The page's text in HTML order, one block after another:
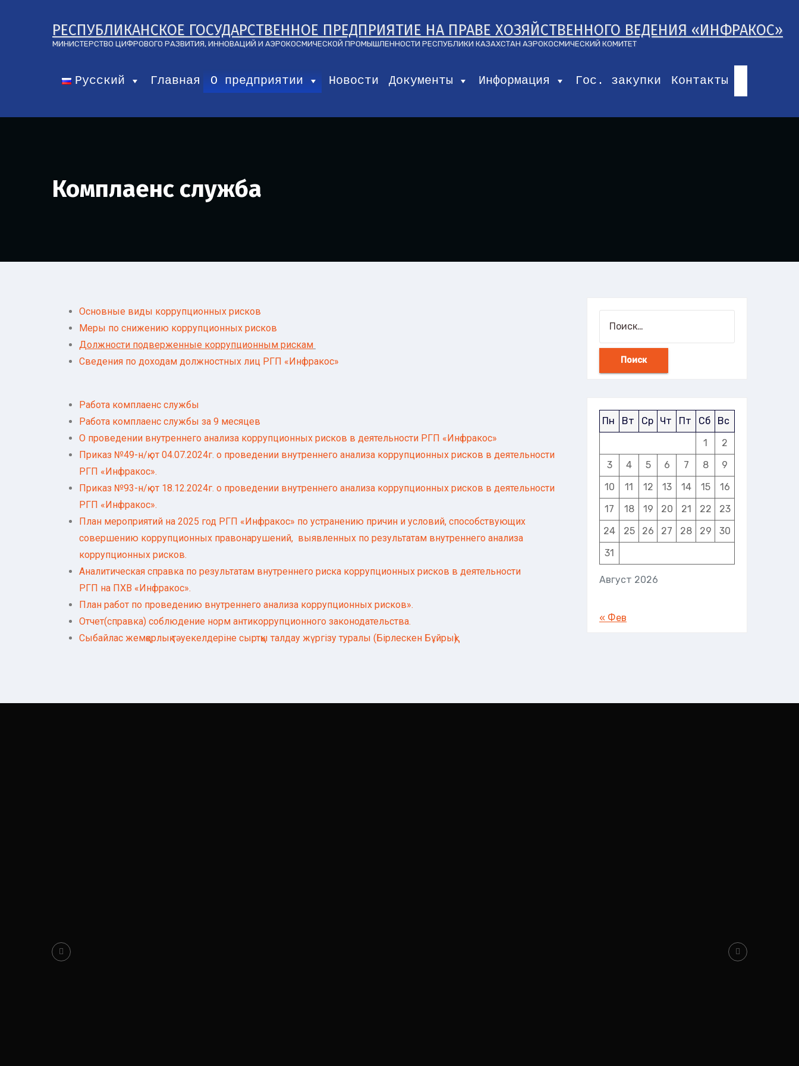
РЕСПУБЛИКАНСКОЕ ГОСУДАРСТВЕННОЕ ПРЕДПРИЯТИЕ НА ПРАВЕ ХОЗЯЙСТВЕННОГО ВЕДЕНИЯ «ИНФРАКОС»
МИНИСТЕРСТВО ЦИФРОВОГО РАЗВИТИЯ, ИННОВАЦИЙ И АЭРОКОСМИЧЕСКОЙ ПРОМЫШЛЕННОСТИ РЕСПУБЛИКИ КАЗАХСТАН АЭРОКОСМИЧЕСКИЙ КОМИТЕТ
Русский Главная О предприятии Новости Документы Информация Гос. закупки Контакты
Комплаенс служба
Основные виды коррупционных рисков
Меры по снижению коррупционных рисков
Должности подверженные коррупционным рискам
Сведения по доходам должностных лиц РГП «Инфракос»
Работа комплаенс службы
Работа комплаенс службы за 9 месяцев
О проведении внутреннего анализа коррупционных рисков в деятельности РГП «Инфракос»
Приказ №49-н/қ от 04.07.2024г. о проведении внутреннего анализа коррупционных рисков в деятельности
РГП «Инфракос».
Приказ №93-н/қ от 18.12.2024г. о проведении внутреннего анализа коррупционных рисков в деятельности
РГП «Инфракос».
План мероприятий на 2025 год РГП «Инфракос» по устранению причин и условий, способствующих
совершению коррупционных правонарушений, выявленных по результатам внутреннего анализа
коррупционных рисков.
Аналитическая справка по результатам внутреннего риска коррупционных рисков в деятельности
РГП на ПХВ «Инфракос».
План работ по проведению внутреннего анализа коррупционных рисков».
Отчет(справка) соблюдение норм антикоррупционного законодательства.
Сыбайлас жемқорлық тәуекелдеріне сыртқы талдау жүргізу туралы (Бірлескен Бұйрық)
Август 2026
Пн Вт Ср Чт Пт Сб
Вс
1
2
3
4 5 6 7 8
9
10
11 12 13 14 15
16
17
18 19 20 21 22
23
24
25 26 27 28 29
30
31
« Фев